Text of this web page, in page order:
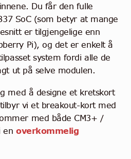
Du får den fulle
SoC (som betyr at mange
er tilgjengelige enn
Pi), og det er enkelt å
system fordi alle de
ut på selve modulen.
med å designe et kretskort
vi et breakout-kort med
med både CM3+ /
enoverkommelig